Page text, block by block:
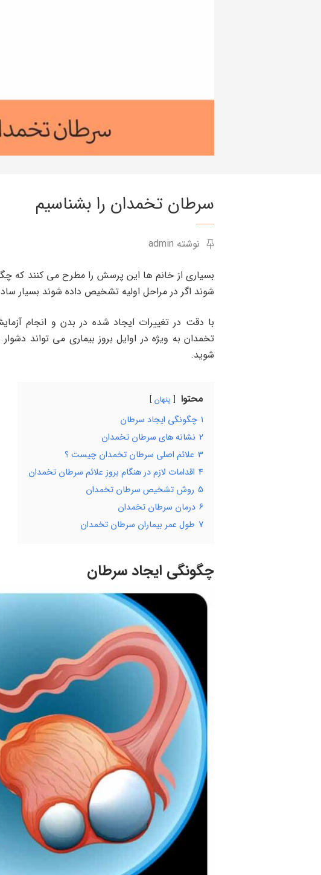
سرطان تخمدان را بشناسیم
نوشته admin
بسیاری از خانم ها این پرسش را مطرح می کنند که
شوند اگر در مراحل اولیه تشخیص داده شوند بسیار
با دقت در تغییرات ایجاد شده در بدن و انجام
تخمدان به ویژه در اوایل بروز بیماری می تواند
شوید.
محتوا پنهان
1 چگونگی ایجاد سرطان
2 نشانه های سرطان تخمدان
3 علائم اصلی سرطان تخمدان چیست ؟
4 اقدامات لازم در هنگام بروز علائم سرطان تخمدان
5 روش تشخیص سرطان تخمدان
6 درمان سرطان تخمدان
7 طول عمر بیماران سرطان تخمدان
چگونگی ایجاد سرطان